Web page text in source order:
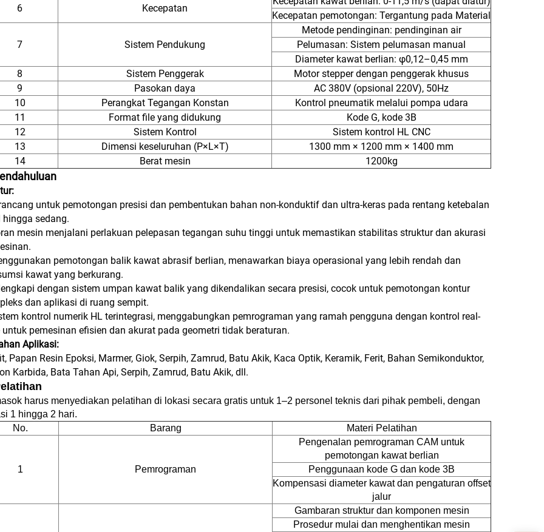
6
Kecepatan
Kecepatan pemotongan: Tergantung pada Material
7 Sistem Pendukung
Metode pendinginan: pendinginan air
Pelumasan: Sistem pelumasan manual
Diameter kawat berlian: φ0,12–0,45 mm
8
Sistem Penggerak
Motor stepper dengan penggerak khusus
9
Pasokan daya
AC 380V (opsional 220V), 50Hz
10
Perangkat Tegangan Konstan
Kontrol pneumatik melalui pompa udara
11
Format file yang didukung
Kode G, kode 3B
12
Sistem Kontrol
Sistem kontrol HL CNC
13
Dimensi keseluruhan (P×L×T)
1300 mm × 1200 mm × 1400 mm
14
Berat mesin 1200kg
untuk pemotongan presisi dan pembentukan bahan non-konduktif dan ultra-keras pada rentang ketebalan
hingga sedang.
mesin menjalani perlakuan pelepasan tegangan suhu tinggi untuk memastikan stabilitas struktur dan akurasi
pemotongan balik kawat abrasif berlian, menawarkan biaya operasional yang lebih rendah dan
kawat yang berkurang.
dengan sistem umpan kawat balik yang dikendalikan secara presisi, cocok untuk pemotongan kontur
dan aplikasi di ruang sempit.
kontrol numerik HL terintegrasi, menggabungkan pemrograman yang ramah pengguna dengan kontrol real-
pemesinan efisien dan akurat pada geometri tidak beraturan.
Aplikasi:
Papan Resin Epoksi, Marmer, Giok, Serpih, Zamrud, Batu Akik, Kaca Optik, Keramik, Ferit, Bahan Semikonduktor,
Karbida, Bata Tahan Api, Serpih, Zamrud, Batu Akik, dll.
harus menyediakan pelatihan di lokasi secara gratis untuk 1–2 personel teknis dari pihak pembeli, dengan
1 hingga 2 hari.
No.
Barang Materi Pelatihan
1 Pemrograman
Pengenalan pemrograman CAM untuk
pemotongan kawat berlian
Penggunaan kode G dan kode 3B
Kompensasi diameter kawat dan pengaturan offset
jalur
Gambaran struktur dan komponen mesin
Prosedur mulai dan menghentikan mesin